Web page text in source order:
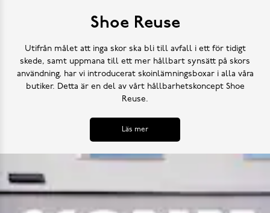
Shoe Reuse
Utifrån målet att inga skor ska bli till avfall i ett för tidigt
skede, samt uppmana till ett mer hållbart synsätt på skors
användning, har vi introducerat skoinlämningsboxar i alla våra
butiker. Detta är en del av vårt hållbarhetskoncept Shoe
Reuse.
Läs mer